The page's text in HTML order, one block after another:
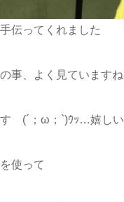
伝ってくれました
事、よく見ていますね
す (´；ω；`)ｳｯ…嬉しい
使って